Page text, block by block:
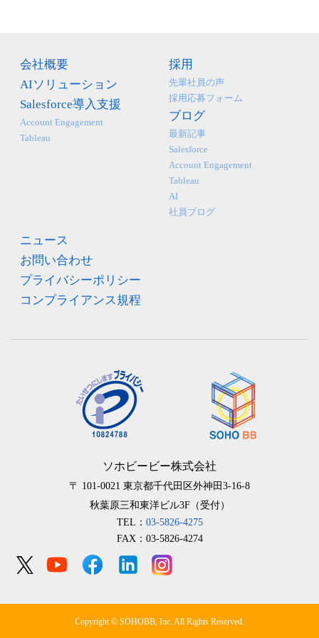
会社概要
AIソリューション
Salesforce導入支援
Account Engagement
Tableau
採用
先輩社員の声
採用応募フォーム
ブログ
最新記事
Salesforce
Account Engagement
Tableau
AI
社員ブログ
ニュース
お問い合わせ
プライバシーポリシー
コンプライアンス規程
ソホビービー株式会社
〒 101-0021 東京都千代田区外神田3-16-8
秋葉原三和東洋ビル3F（受付）
TEL： 03-5826-4275
FAX：03-5826-4274
Copyright © SOHOBB, Inc. All Rights Reserved.